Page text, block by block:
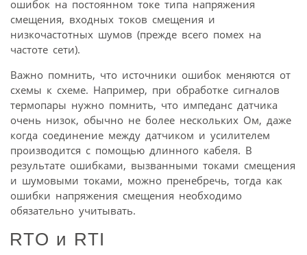
ошибок на постоянном токе типа напряжения
смещения, входных токов смещения и
низкочастотных шумов (прежде всего помех на
частоте сети).
Важно помнить, что источники ошибок меняются от
схемы к схеме. Например, при обработке сигналов
термопары нужно помнить, что импеданс датчика
очень низок, обычно не более нескольких Ом, даже
когда соединение между датчиком и усилителем
производится с помощью длинного кабеля. В
результате ошибками, вызванными токами смещения
и шумовыми токами, можно пренебречь, тогда как
ошибки напряжения смещения необходимо
обязательно учитывать.
RTO и RTI